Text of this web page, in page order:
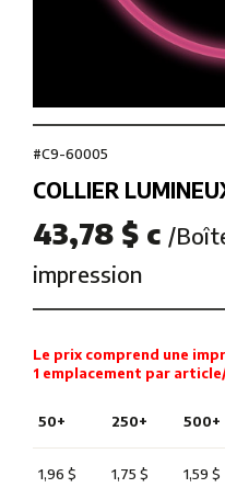
#C9-60005
COLLIER
43,78 $ c /
impression
Le prix comprend une
1 emplacement par
50+ 250+ 500+
1,96 $ 1,75 $ 1,59 $